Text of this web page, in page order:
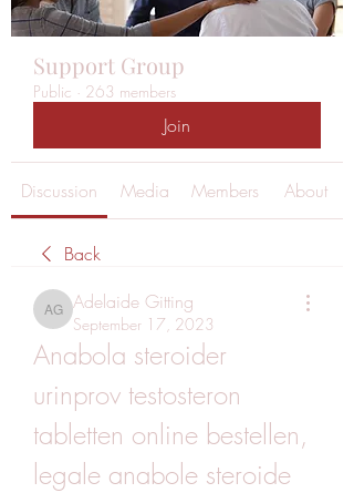
Support Group
Public · 263 members
Join
Discussion Media Members About
Back
Adelaide Gitting
Adelaide Gitting
September 17, 2023
Anabola steroider
urinprov testosteron
tabletten online bestellen,
legale anabole steroide